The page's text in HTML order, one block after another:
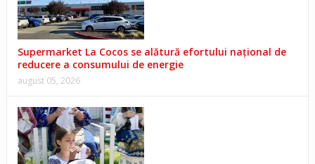
Supermarket La Cocos se alătură efortului național de
reducere a consumului de energie
august 05, 2026